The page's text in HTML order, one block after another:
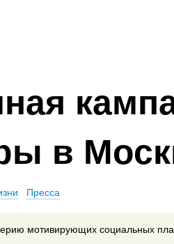
в
Пресса
мотивирующих социальных